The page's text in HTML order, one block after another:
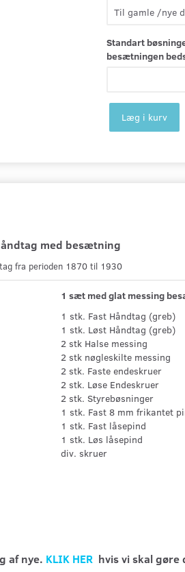
Standart
besætningen
Læg i kurv
med besætning
fra perioden 1870 til 1930
1 sæt med glat messing
1 stk. Fast Håndtag (greb)
1 stk. Løst Håndtag (greb)
2 stk Halse messing
2 stk nøgleskilte messing
2 stk. Faste endeskruer
2 stk. Løse Endeskruer
2 stk. Styrebøsninger
1 stk. Fast 8 mm frikantet
1 stk. Fast låsepind
1 stk. Løs låsepind
div. skruer
af nye. KLIK HER hvis vi skal gøre